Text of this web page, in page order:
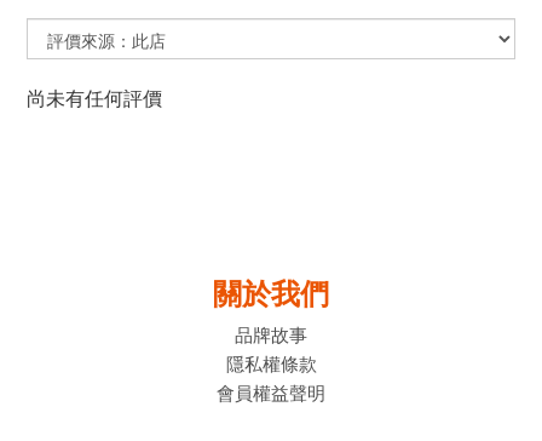
尚未有任何評價
關於我們
品牌故事
隱私權條款
會員權益聲明